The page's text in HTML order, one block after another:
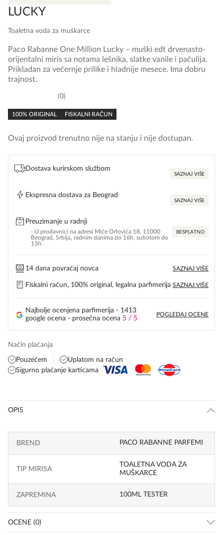
LUCKY
Toaletna voda za muškarce
rating
0
100% ORIGINAL FISKALNI RAČUN
Paco Rabanne One Million Lucky – muški edt drvenasto-
orijentalni miris sa notama lešnika, slatke vanile i pačulija.
Prikladan za večernje prilike i hladnije mesece. Ima dobru
trajnost.
Ovaj proizvod trenutno nije na stanju i nije dostupan.
Dostava kurirskom službom
SAZNAJ VIŠE
Ekspresna dostava za Beograd
SAZNAJ VIŠE
Preuzimanje u radnji
- U prodavnici na adresi Miće Orlovića 18, 11000
Beograd, Srbija, radnim danima do 16h, subotom do
15h.
BESPLATNO
14 dana povraćaj novca SAZNAJ VIŠE
Fiskalni račun, 100% original, legalna parfimerija SAZNAJ VIŠE
Najbolje ocenjena parfimerija - 1413
google ocena - prosečna ocena 5 / 5
POGLEDAJ OCENE
Način plaćanja
Pouzećem
Uplatom na račun
Sigurno plaćanje karticama
OPIS
BREND PACO RABANNE PARFEMI
TIP MIRISA
TOALETNA VODA ZA
MUŠKARCE
ZAPREMINA 100ML TESTER
OCENE (0)